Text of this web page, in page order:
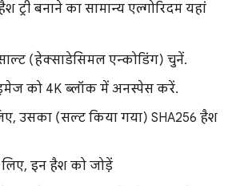
बनाने का सामान्य एल्गोरिदम यहां
(हेक्साडेसिमल एन्कोडिंग) चुनें.
को 4K ब्लॉक में अनस्पेस करें.
उसका (सल्ट किया गया) SHA256 हैश
इन हैश को जोड़ें